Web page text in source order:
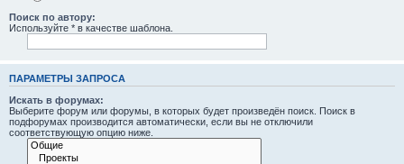
Поиск по автору:
Используйте * в качестве шаблона.
ПАРАМЕТРЫ ЗАПРОСА
Искать в форумах:
Выберите форум или форумы, в которых будет произведён поиск. Поиск в
подфорумах производится автоматически, если вы не отключили
соответствующую опцию ниже.